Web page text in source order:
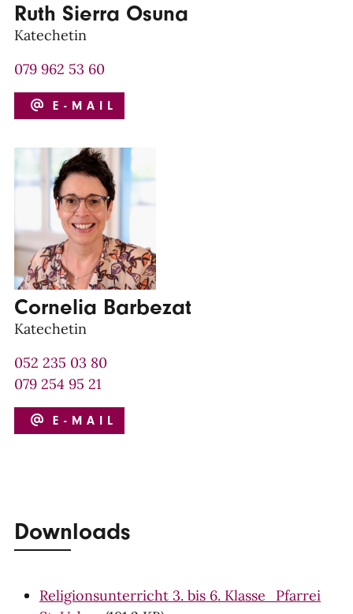
Ruth Sierra Osuna
Katechetin
079 962 53 60
E-MAIL
Cornelia Barbezat
Katechetin
052 235 03 80
079 254 95 21
E-MAIL
Downloads
Religionsunterricht 3. bis 6. Klasse_Pfarrei